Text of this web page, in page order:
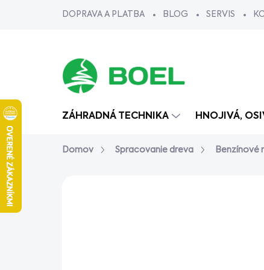
DOPRAVA A PLATBA BLOG SERVIS
ZÁHRADNÁ TECHNIKA HNOJIVÁ,
Domov Spracovanie dreva Benzínové